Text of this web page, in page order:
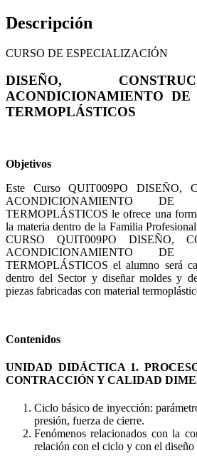
Descripción
CURSO DE ESPECIALIZACIÓN
DISEÑO,
ACONDICIONAMIENTO
TERMOPLÁSTICOS
Objetivos
Este Curso QUIT009PO DISEÑO,
ACONDICIONAMIENTO
TERMOPLÁSTICOS le ofrece una
la materia dentro de la Familia
CURSO QUIT009PO DISEÑO,
ACONDICIONAMIENTO
TERMOPLÁSTICOS el alumno será
dentro del Sector y diseñar moldes y
piezas fabricadas con material
Contenidos
UNIDAD DIDÁCTICA 1.
CONTRACCIÓN Y CALIDAD
Ciclo básico de inyección:
presión, fuerza de cierre.
Fenómenos relacionados con la
relación con el ciclo y con el diseño